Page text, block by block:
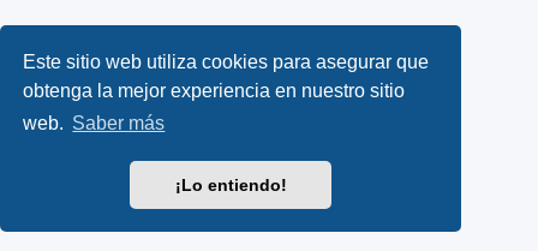
Este sitio web utiliza cookies para asegurar que
obtenga la mejor experiencia en nuestro sitio
web. Saber más
¡Lo entiendo!